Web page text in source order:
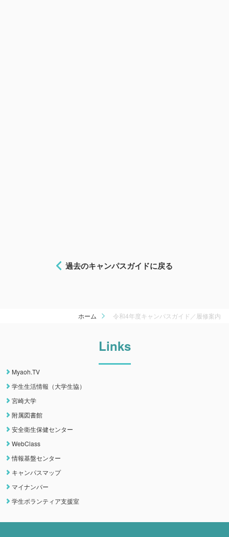
過去のキャンパスガイドに戻る
ホーム 令和4年度キャンパスガイド／履修案内
Links
Myaoh.TV
学生生活情報（大学生協）
宮崎大学
附属図書館
安全衛生保健センター
WebClass
情報基盤センター
キャンパスマップ
マイナンバー
学生ボランティア支援室